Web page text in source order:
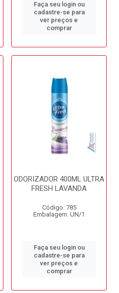
Faça seu login ou
cadastre-se para
ver preços e
comprar
ODORIZADOR 400ML ULTRA
FRESH LAVANDA
Código: 785
Embalagem: UN/1
Faça seu login ou
cadastre-se para
ver preços e
comprar